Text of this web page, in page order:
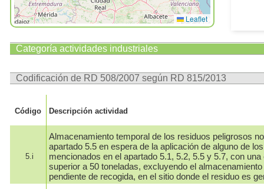
Leaflet
Categoría actividades industriales
Codificación de RD 508/2007 según RD 815/2013
Código Descripción actividad
5.i
Almacenamiento temporal de los residuos peligrosos
apartado 5.5 en espera de la aplicación de alguno de
mencionados en el apartado 5.1, 5.2, 5.5 y 5.7, con
superior a 50 toneladas, excluyendo el
pendiente de recogida, en el sitio donde el residuo es